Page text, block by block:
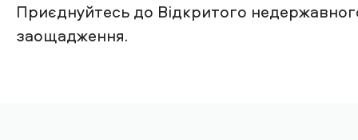
Приєднуйтесь до Відкритого
заощадження.